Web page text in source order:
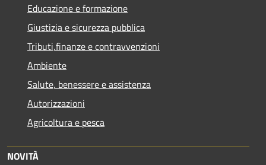
Educazione e formazione
Giustizia e sicurezza pubblica
Tributi,finanze e contravvenzioni
Ambiente
Salute, benessere e assistenza
Autorizzazioni
Agricoltura e pesca
NOVITÀ